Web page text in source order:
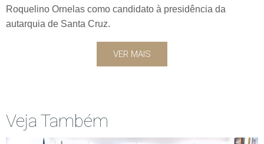
Roquelino Ornelas como candidato à presidência da
autarquia de Santa Cruz.
VER MAIS
Veja Também